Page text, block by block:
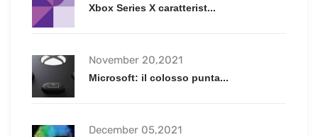
Xbox Series X caratterist...
November 20,2021
Microsoft: il colosso punta...
December 05,2021